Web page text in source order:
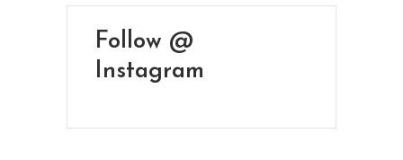
Follow @
Instagram